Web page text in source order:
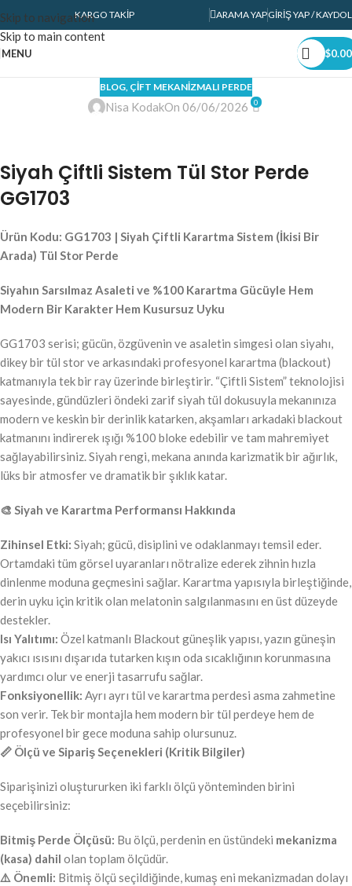
Skip to navigation
Skip to main content
KARGO TAKIP ARAMA YAPGIRIŞ YAP / KAYDOL
MENU $0.00
BLOG, ÇIFT MEKANIZMALI PERDE
Nisa KodakOn 06/06/2026 0
Siyah Çiftli Sistem Tül Stor Perde
GG1703
Ürün Kodu: GG1703 | Siyah Çiftli Karartma Sistem (İkisi Bir
Arada) Tül Stor Perde
Siyahın Sarsılmaz Asaleti ve %100 Karartma Gücüyle Hem
Modern Bir Karakter Hem Kusursuz Uyku
GG1703 serisi; gücün, özgüvenin ve asaletin simgesi olan siyahı,
dikey bir tül stor ve arkasındaki profesyonel karartma (blackout)
katmanıyla tek bir ray üzerinde birleştirir. “Çiftli Sistem” teknolojisi
sayesinde, gündüzleri öndeki zarif siyah tül dokusuyla mekanınıza
modern ve keskin bir derinlik katarken, akşamları arkadaki blackout
katmanını indirerek ışığı %100 bloke edebilir ve tam mahremiyet
sağlayabilirsiniz. Siyah rengi, mekana anında karizmatik bir ağırlık,
lüks bir atmosfer ve dramatik bir şıklık katar.
🎨 Siyah ve Karartma Performansı Hakkında
Zihinsel Etki: Siyah; gücü, disiplini ve odaklanmayı temsil eder.
Ortamdaki tüm görsel uyaranları nötralize ederek zihnin hızla
dinlenme moduna geçmesini sağlar. Karartma yapısıyla birleştiğinde,
derin uyku için kritik olan melatonin salgılanmasını en üst düzeyde
destekler.
Isı Yalıtımı: Özel katmanlı Blackout güneşlik yapısı, yazın güneşin
yakıcı ısısını dışarıda tutarken kışın oda sıcaklığının korunmasına
yardımcı olur ve enerji tasarrufu sağlar.
Fonksiyonellik: Ayrı ayrı tül ve karartma perdesi asma zahmetine
son verir. Tek bir montajla hem modern bir tül perdeye hem de
profesyonel bir gece moduna sahip olursunuz.
📏 Ölçü ve Sipariş Seçenekleri (Kritik Bilgiler)
Siparişinizi oluştururken iki farklı ölçü yönteminden birini
seçebilirsiniz:
Bitmiş Perde Ölçüsü: Bu ölçü, perdenin en üstündeki mekanizma
(kasa) dahil olan toplam ölçüdür.
⚠️ Önemli: Bitmiş ölçü seçildiğinde, kumaş eni mekanizmadan dolayı